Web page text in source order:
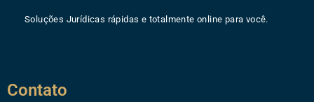
Soluções Jurídicas rápidas e totalmente online para você.
Contato